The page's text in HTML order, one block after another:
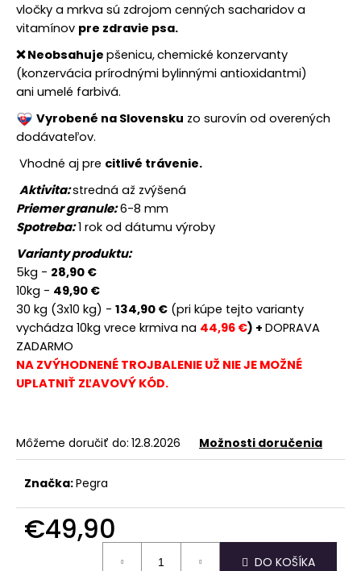
vločky a mrkva sú zdrojom cenných sacharidov a
vitamínov pre zdravie psa.
❌ Neobsahuje pšenicu,chemické konzervanty
(konzervácia prírodnými bylinnými antioxidantmi)
ani umelé farbivá.
Vyrobené na Slovensku zo surovín od overených
dodávateľov.
Vhodné aj pre citlivé trávenie.
Aktivita:stredná až zvýšená
Priemer granule:6-8 mm
Spotreba:1 rok od dátumu výroby
Varianty produktu:
5kg - 28,90 €
10kg - 49,90 €
30 kg (3x10 kg) - 134,90 € (pri kúpe tejto varianty
vychádza 10kg vrece krmiva na 44,96 €) + DOPRAVA
ZADARMO
NA ZVÝHODNENÉ TROJBALENIE UŽ NIE JE MOŽNÉ
UPLATNIŤ ZĽAVOVÝ KÓD.
Môžeme doručiť do: 12.8.2026 Možnosti doručenia
Značka:Pegra
€49,90
DO KOŠÍKA
GRANULE
PRE
PSOV
-
PEGRA
ADULT
10KG
€54,90